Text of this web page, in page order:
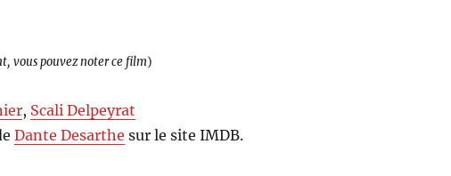
vous pouvez noter ce film)
, Scali Delpeyrat
Dante Desarthe sur le site IMDB.